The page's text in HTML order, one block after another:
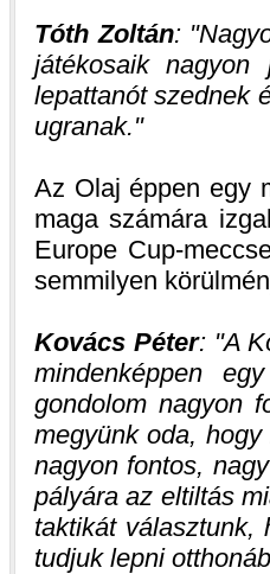
Tóth Zoltán:
játékosaik
lepattanót szednek
ugranak.
Az Olaj éppen egy
maga számára
Europe Cup-
semmilyen
Kovács Péter: A
mindenképpen
gondolom nagyon
megyünk oda,
nagyon fontos,
pályára az eltiltás
taktikát választunk,
tudjuk lepni